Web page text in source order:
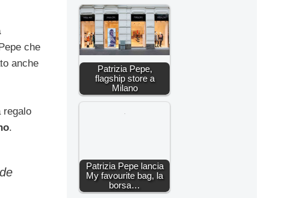
che
anche
regalo
.
Patrizia Pepe,
flagship store a
Milano
Patrizia Pepe lancia
My favourite bag, la
borsa…